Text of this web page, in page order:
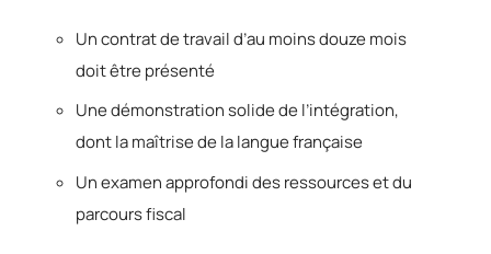
Un contrat de travail d’au moins douze mois
doit être présenté
Une démonstration solide de l’intégration,
dont la maîtrise de la langue française
Un examen approfondi des ressources et du
parcours fiscal